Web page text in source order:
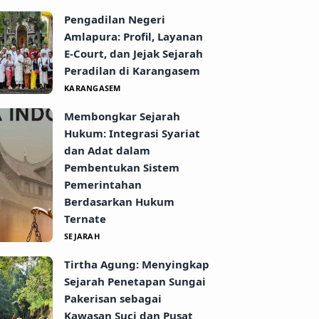
Pengadilan Negeri
Amlapura: Profil, Layanan
E-Court, dan Jejak Sejarah
Peradilan di Karangasem
KARANGASEM
Membongkar Sejarah
Hukum: Integrasi Syariat
dan Adat dalam
Pembentukan Sistem
Pemerintahan
Berdasarkan Hukum
Ternate
SEJARAH
Tirtha Agung: Menyingkap
Sejarah Penetapan Sungai
Pakerisan sebagai
Kawasan Suci dan Pusat